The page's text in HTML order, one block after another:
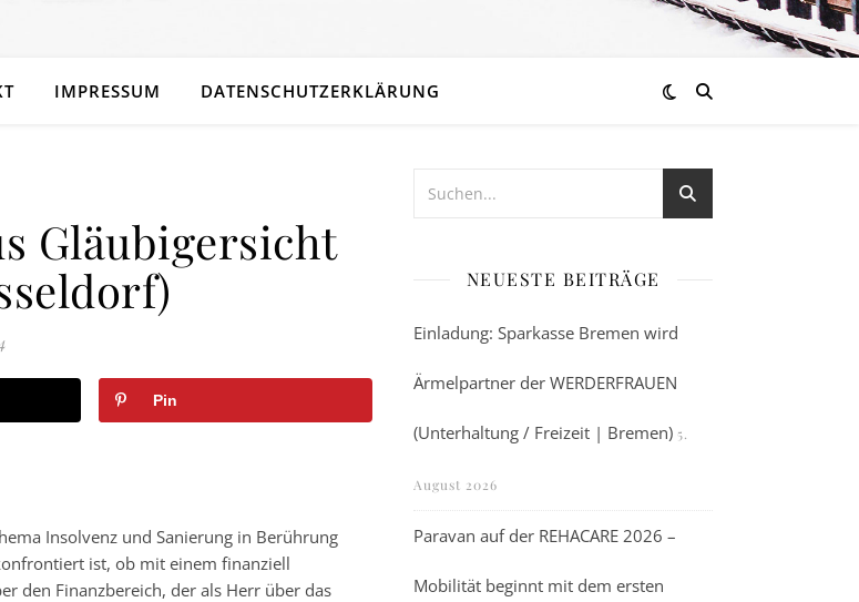
IMPRESSUM DATENSCHUTZERKLÄRUNG
Gläubigersicht
Pin
Insolvenz und Sanierung in Berührung
ist, ob mit einem finanziell
den Finanzbereich, der als Herr über das
NEUESTE BEITRÄGE
Einladung: Sparkasse Bremen wird
Ärmelpartner der WERDERFRAUEN
(Unterhaltung / Freizeit | Bremen) 5.
August 2026
Paravan auf der REHACARE 2026 –
Mobilität beginnt mit dem ersten